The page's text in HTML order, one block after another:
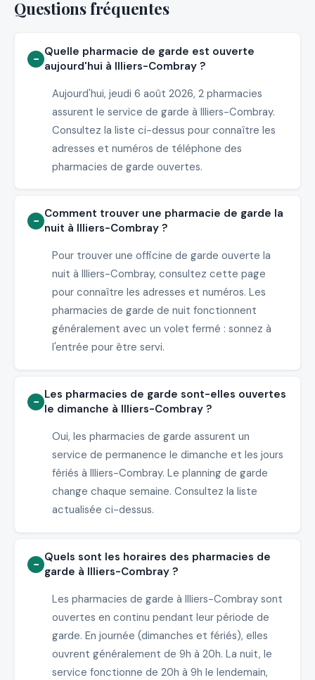
Questions fréquentes
Quelle pharmacie de garde est ouverte
aujourd'hui à Illiers-Combray ?
Aujourd'hui, jeudi 6 août 2026, 2 pharmacies
assurent le service de garde à Illiers-Combray.
Consultez la liste ci-dessus pour connaître les
adresses et numéros de téléphone des
pharmacies de garde ouvertes.
Comment trouver une pharmacie de garde la
nuit à Illiers-Combray ?
Pour trouver une officine de garde ouverte la
nuit à Illiers-Combray, consultez cette page
pour connaître les adresses et numéros. Les
pharmacies de garde de nuit fonctionnent
généralement avec un volet fermé : sonnez à
l'entrée pour être servi.
Les pharmacies de garde sont-elles ouvertes
le dimanche à Illiers-Combray ?
Oui, les pharmacies de garde assurent un
service de permanence le dimanche et les jours
fériés à Illiers-Combray. Le planning de garde
change chaque semaine. Consultez la liste
actualisée ci-dessus.
Quels sont les horaires des pharmacies de
garde à Illiers-Combray ?
Les pharmacies de garde à Illiers-Combray sont
ouvertes en continu pendant leur période de
garde. En journée (dimanches et fériés), elles
ouvrent généralement de 9h à 20h. La nuit, le
service fonctionne de 20h à 9h le lendemain,